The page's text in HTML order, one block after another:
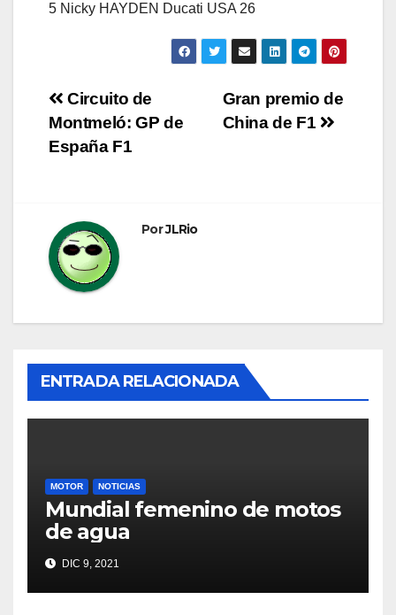
5 Nicky HAYDEN Ducati USA 26
Navegación
de
Gran premio de
China de F1
Circuito de
Montmeló: GP de
España F1
PorJLRio
ENTRADA RELACIONADA
MOTOR NOTICIAS
Mundial femenino de motos
de agua
DIC 9, 2021